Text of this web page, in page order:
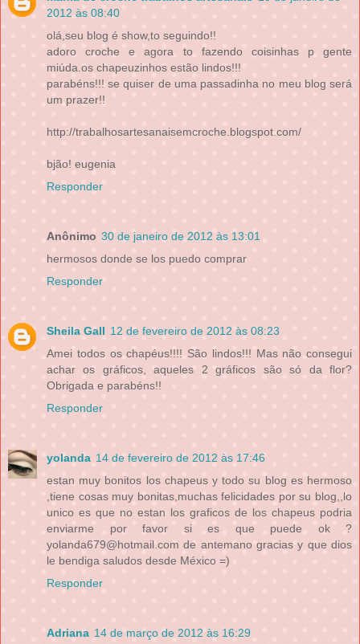
2012 às 08:40
olá,seu blog é show,to seguindo!!
adoro croche e agora to fazendo coisinhas p gente
miúda.os chapeuzinhos estão lindos!!!
parabéns!!! se quiser de uma passadinha no meu blog será
um prazer!!
http://trabalhosartesanaisemcroche.blogspot.com/
bjão! eugenia
Responder
Anônimo 30 de janeiro de 2012 às 13:01
hermosos donde se los puedo comprar
Responder
Sheila Gall 12 de fevereiro de 2012 às 08:23
Amei todos os chapéus!!!! São lindos!!! Mas não consegui
achar os gráficos, aqueles 2 gráficos são só da flor?
Obrigada e parabéns!!
Responder
yolanda 14 de fevereiro de 2012 às 17:46
estan muy bonitos los chapeus y todo su blog es hermoso
,tiene cosas muy bonitas,muchas felicidades por su blog,,lo
unico es que no estan los graficos de los chapeus podria
enviarme por favor si es que puede ok ?
yolanda679@hotmail.com de antemano gracias y que dios
le bendiga saludos desde México =)
Responder
Adriana 14 de março de 2012 às 16:29